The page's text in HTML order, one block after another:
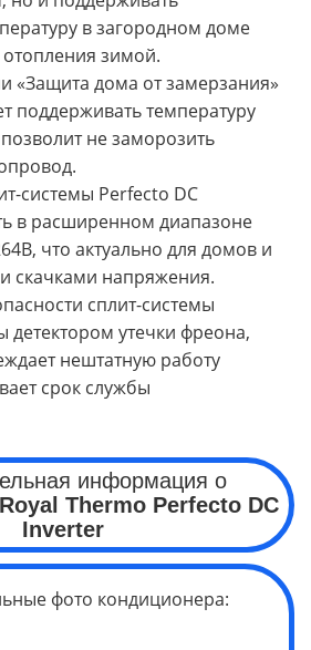
в загородном доме
зимой.
«Защита дома от замерзания»
поддерживать температуру
не заморозить
системы Perfecto DC
в расширенном диапазоне
что актуально для домов и
скачками напряжения.
сплит-системы
утечки фреона,
нештатную работу
срок службы
информация о
Royal Thermo Perfecto DC
Inverter
фото кондиционера: